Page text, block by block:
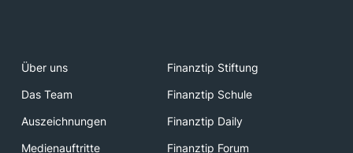
Über uns
Finanztip Stiftung
Das Team
Finanztip Schule
Auszeichnungen
Finanztip Daily
Medienauftritte
Finanztip Forum